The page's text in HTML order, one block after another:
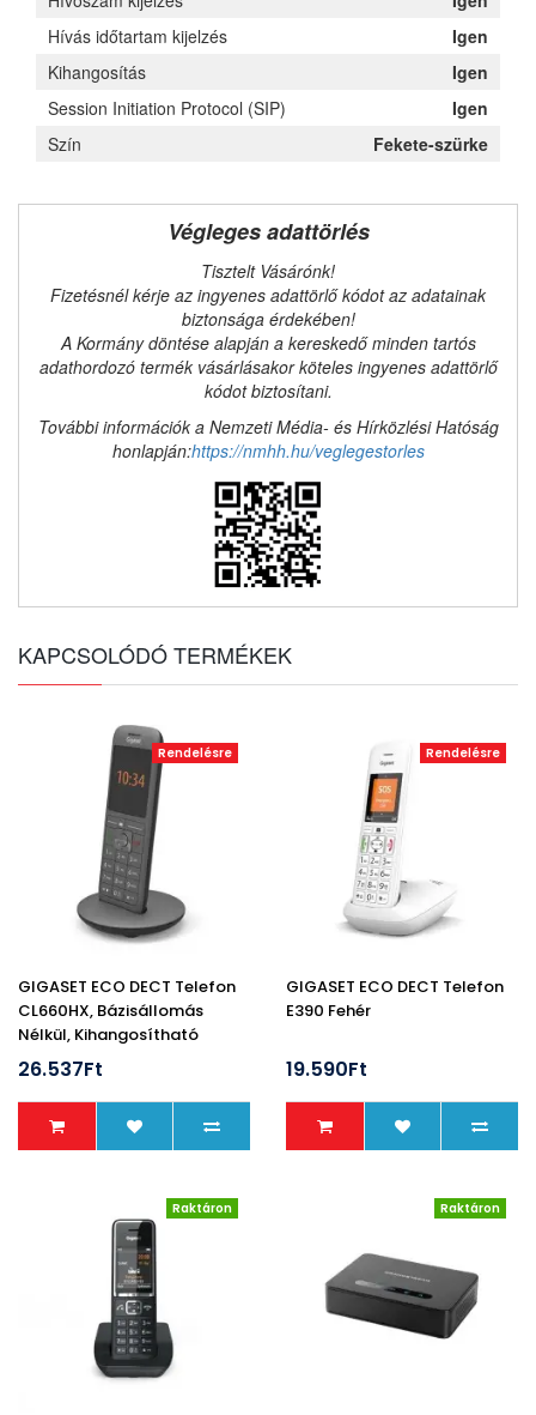
Hívás időtartam kijelzés
Igen
Kihangosítás
Igen
Session Initiation Protocol (SIP)
Igen
Szín
Fekete-szürke
Végleges adattörlés
Tisztelt Vásárónk!
Fizetésnél kérje az ingyenes adattörlő kódot az adatainak
biztonsága érdekében!
A Kormány döntése alapján a kereskedő minden tartós
adathordozó termék vásárlásakor köteles ingyenes adattörlő
kódot biztosítani.
További információk a Nemzeti Média- és Hírközlési Hatóság
honlapján:https://nmhh.hu/veglegestorles
KAPCSOLÓDÓ TERMÉKEK
Rendelésre
GIGASET ECO DECT Telefon
CL660HX, Bázisállomás
Nélkül, Kihangosítható
26.537Ft
Rendelésre
GIGASET ECO DECT Telefon
E390 Fehér
19.590Ft
Raktáron Raktáron